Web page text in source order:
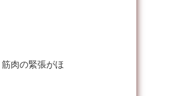
肉の緊張がほ